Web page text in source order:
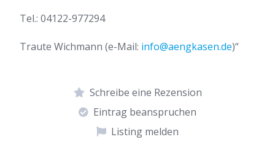
Tel.: 04122-977294
Traute Wichmann (e-Mail: info@aengkasen.de)“
Schreibe eine Rezension
Eintrag beanspruchen
Listing melden